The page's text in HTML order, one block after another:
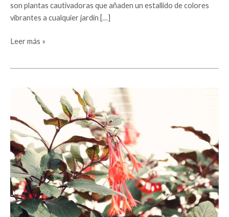
son plantas cautivadoras que añaden un estallido de colores
vibrantes a cualquier jardín […]
Leer más »
Descubre
beneficios
y
usos
de
la
Madreselva